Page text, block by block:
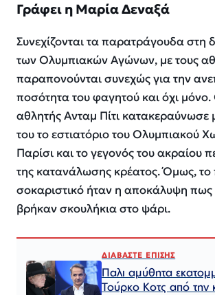
Γράφει η Μαρία Δεναξά
Συνεχίζονται τα παρατράγουδα στη
των Ολυμπιακών Αγώνων, με τους
παραπονούνται συνεχώς για την
ποσότητα του φαγητού και όχι
αθλητής Ανταμ Πίτι κατακεραύνωσε
του το εστιατόριο του Ολυμπιακού
Παρίσι και το γεγονός του ακραίου
της κατανάλωσης κρέατος. Όμως, το
σοκαριστικό ήταν η αποκάλυψη πως
βρήκαν σκουλήκια στο ψάρι.
ΔΙΑΒΑΣΤΕ ΕΠΙΣΗΣ
Παλι αμύθητα
Τούρκο Κοτς από την